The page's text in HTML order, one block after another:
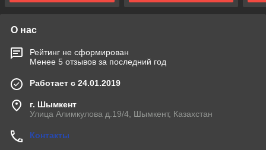
О нас
Рейтинг не сформирован
Менее 5 отзывов за последний год
Работает с 24.01.2019
г. Шымкент
Улица Алимкулова д.19/4, Шымкент, Казахстан
Контакты